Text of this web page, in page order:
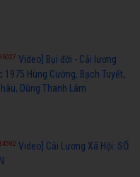
Video] Bụi đời - Cải lương
1975 Hùng Cường, Bạch Tuyết,
Dũng Thanh Lâm
Video] Cải Lương Xã Hội: SỐ